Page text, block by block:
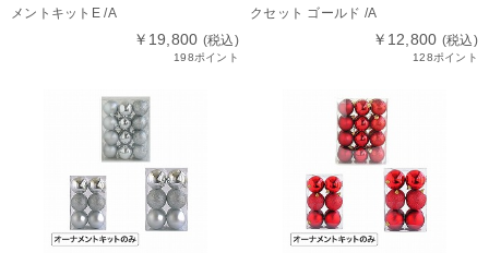
メントキットE /A
￥19,800 (税込)
198ポイント
クセット ゴールド /A
￥12,800 (税込)
128ポイント